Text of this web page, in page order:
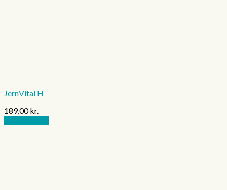
JernVital H
189,00kr.